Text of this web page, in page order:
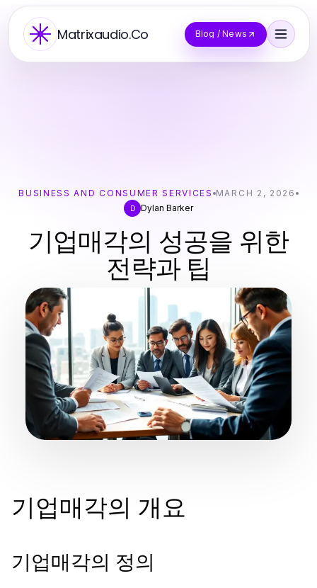
Matrixaudio.Co Blog / News
BUSINESS AND CONSUMER SERVICES MARCH 2, 2026
D Dylan Barker
기업매각의 성공을 위한
전략과 팁
기업매각의 개요
기업매각의 정의